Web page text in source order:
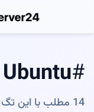
#
Ubuntu
14 مطلب با این تگ